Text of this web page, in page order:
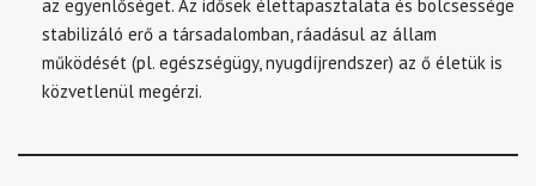
az egyenlőséget. Az idősek élettapasztalata és bölcsessége
stabilizáló erő a társadalomban, ráadásul az állam
működését (pl. egészségügy, nyugdíjrendszer) az ő életük is
közvetlenül megérzi.